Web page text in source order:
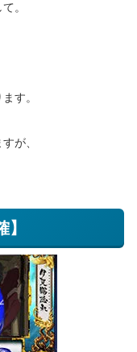
。
す。
が、